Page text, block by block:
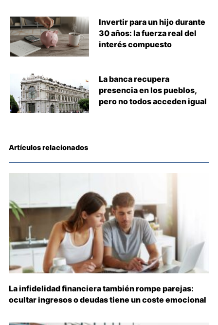
Invertir para un hijo durante
30 años: la fuerza real del
interés compuesto
La banca recupera
presencia en los pueblos,
pero no todos acceden igual
Artículos relacionados
La infidelidad financiera también rompe parejas:
ocultar ingresos o deudas tiene un coste emocional